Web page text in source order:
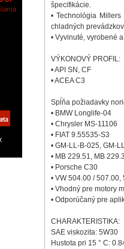
špecifikácie.
• Technológia
chladných
• Vyvinuté, vyrobené
VÝKONOVÝ PROFIL:
• API SN, CF
• ACEA C3
Spĺňa požiadavky
• BMW Longlife-04
• Chrysler MS-11106
• FIAT 9.55535-S3
• GM-LL-B-025, GM-
• MB 229.51, MB
• Porsche C30
• VW 504.00 /
• Vhodný pre motory
• Odporúčaný pre
CHARAKTERISTIKA:
SAE viskozita: 5W30
Hustota pri 15 ° C: